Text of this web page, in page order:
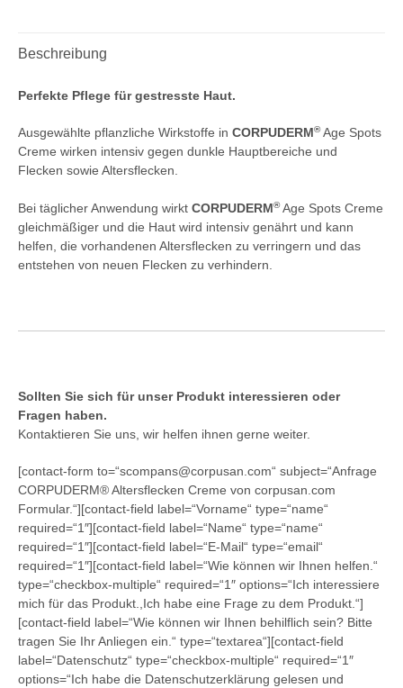
Beschreibung
Perfekte Pflege für gestresste Haut.
Ausgewählte pflanzliche Wirkstoffe in CORPUDERM ®Age Spots
Creme wirken intensiv gegen dunkle Hauptbereiche und
Flecken sowie Altersflecken.
Bei täglicher Anwendung wirkt CORPUDERM®Age Spots Creme
gleichmäßiger und die Haut wird intensiv genährt und kann
helfen, die vorhandenen Altersflecken zu verringern und das
entstehen von neuen Flecken zu verhindern.
Sollten Sie sich für unser Produkt interessieren oder
Fragen haben.
Kontaktieren Sie uns, wir helfen ihnen gerne weiter.
[contact-form to=“scompans@corpusan.com“ subject=“Anfrage
CORPUDERM® Altersflecken Creme von corpusan.com
Formular.“][contact-field label=“Vorname“ type=“name“
required=“1″][contact-field label=“Name“ type=“name“
required=“1″][contact-field label=“E-Mail“ type=“email“
required=“1″][contact-field label=“Wie können wir Ihnen helfen.“
type=“checkbox-multiple“ required=“1″ options=“Ich interessiere
mich für das Produkt.,Ich habe eine Frage zu dem Produkt.“]
[contact-field label=“Wie können wir Ihnen behilflich sein? Bitte
tragen Sie Ihr Anliegen ein.“ type=“textarea“][contact-field
label=“Datenschutz“ type=“checkbox-multiple“ required=“1″
options=“Ich habe die Datenschutzerklärung gelesen und